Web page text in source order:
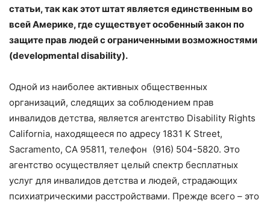
статьи, так как этот штат является единственным во
всей Америке, где существует особенный закон по
защите прав людей с ограниченными возможностями
(developmental disability).
Одной из наиболее активных общественных
организаций, следящих за соблюдением прав
инвалидов детства, является агентство Disability Rights
California, находящееся по адресу 1831 K Street,
Sacramento, CA 95811, телефон (916) 504-5820. Это
агентство осуществляет целый спектр бесплатных
услуг для инвалидов детства и людей, страдающих
психиатрическими расстройствами. Прежде всего – это